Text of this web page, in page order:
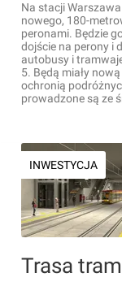
Na stacji
nowego, 180-
peronami. Będzie
dojście na perony i
autobusy i
5. Będą miały
ochronią
prowadzone są ze
INWESTYCJA